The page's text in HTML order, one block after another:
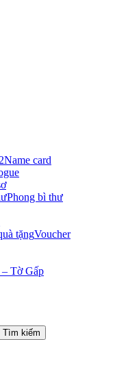
Name card
Phong bì thư
Voucher
Tờ Gấp